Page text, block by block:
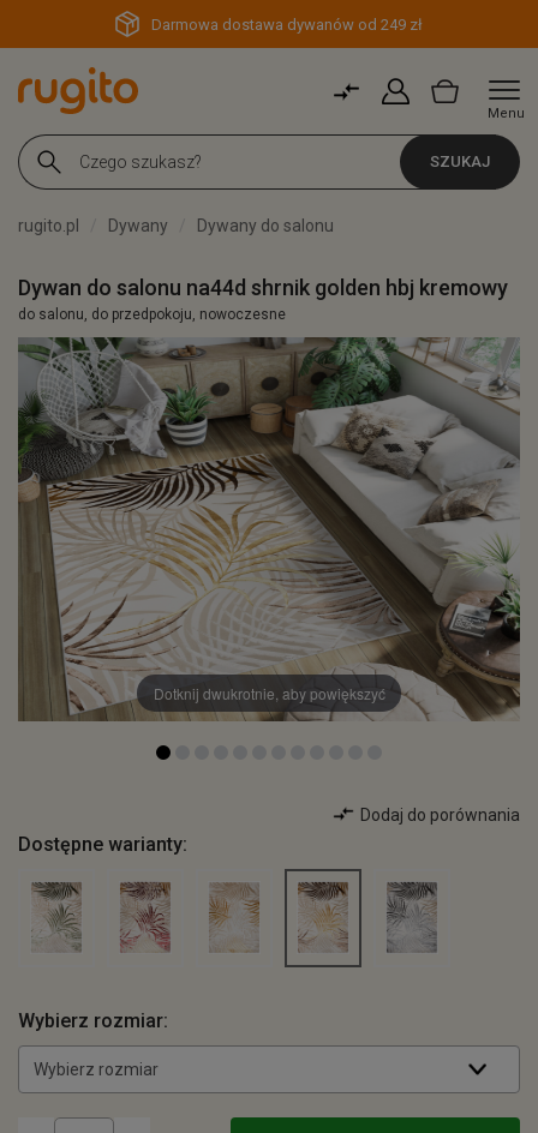
Darmowa dostawa dywanów od 249 zł
Menu
SZUKAJ
rugito.pl Dywany Dywany do salonu
Dywan do salonu na44d shrnik golden hbj kremowy
do salonu, do przedpokoju, nowoczesne
Dotknij dwukrotnie, aby powiększyć
Dodaj do porównania
Dostępne warianty:
Wybierz rozmiar:
Wybierz rozmiar